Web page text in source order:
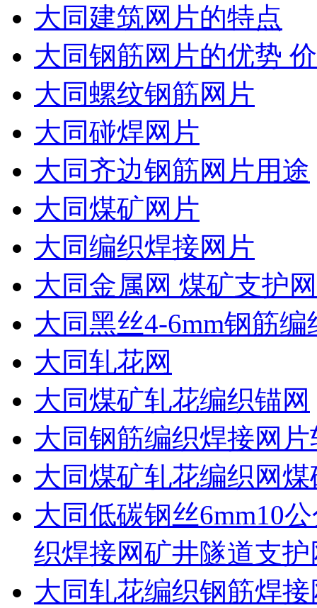
大同建筑网片的特点
大同钢筋网片的优势
大同螺纹钢筋网片
大同碰焊网片
大同齐边钢筋网片用途
大同煤矿网片
大同编织焊接网片
大同金属网 煤矿支护
大同黑丝4-6mm钢筋
大同轧花网
大同煤矿轧花编织锚网
大同钢筋编织焊接网
大同煤矿轧花编织网
大同低碳钢丝6mm10
织焊接网矿井隧道支护
大同轧花编织钢筋焊接